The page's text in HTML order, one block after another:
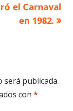
el Carnaval
en 1982.
será publicada.
con *